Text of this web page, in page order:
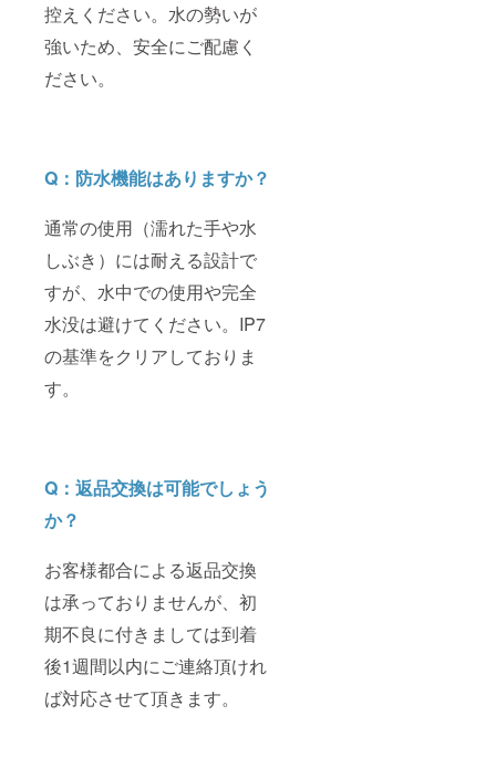
控えください。水の勢いが
強いため、安全にご配慮く
ださい。
Q：防水機能はありますか？
通常の使用（濡れた手や水
しぶき）には耐える設計で
すが、水中での使用や完全
水没は避けてください。IP7
の基準をクリアしておりま
す。
Q：返品交換は可能でしょう
か？
お客様都合による返品交換
は承っておりませんが、初
期不良に付きましては到着
後1週間以内にご連絡頂けれ
ば対応させて頂きます。